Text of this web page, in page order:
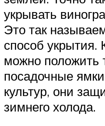
укрывать
Это так
способ укрытия.
можно положить
посадочные
культур, они
зимнего холода.